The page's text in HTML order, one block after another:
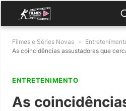
Filmes e Séries Novas »
As coincidências assustadoras que
ENTRETENIMENTO
As